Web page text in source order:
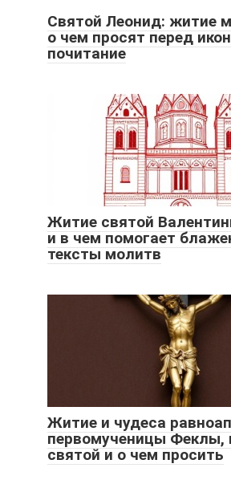
Святой Леонид: житие
о чем просят перед
почитание
Житие святой
и в чем помогает
тексты молитв
Житие и чудеса
первомученицы Феклы,
святой и о чем просить